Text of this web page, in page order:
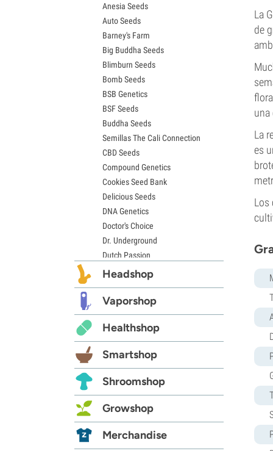
La
de
una
La
es
Los
Semillas de Gelato
Semillas de Sour Diesel
Semillas de Jack Herer
Semillas de Girl Scout Cookies
Semillas de Wedding Cake
Semillas de Zkittlez
Semillas de Pineapple Express
Semillas de Chemdawg
Semillas de Hindu Kush
Semillas de Mimosa
Anesia Seeds
Auto Seeds
Barney's Farm
Big Buddha Seeds
Blimburn Seeds
Bomb Seeds
BSB Genetics
BSF Seeds
Buddha Seeds
Semillas The Cali Connection
CBD Seeds
Compound Genetics
Cookies Seed Bank
Delicious Seeds
DNA Genetics
Doctor's Choice
Dr. Underground
Dutch Passion
Elite Seeds
Exotic Seed
Expert Seeds
FastBuds
Female Seeds
French Touch Seeds
Garden of Green
GeneSeeds
G13 Labs
Grass-O-Matic
Headshop
Vaporshop
Healthshop
Smartshop
Shroomshop
Growshop
Merchandise